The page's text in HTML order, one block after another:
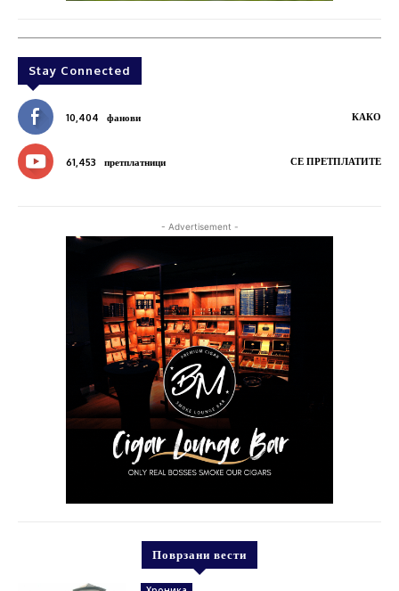
Stay Connected
10,404 фанови КАКО
61,453 претплатници СЕ ПРЕТПЛАТИТЕ
- Advertisement -
Поврзани вести